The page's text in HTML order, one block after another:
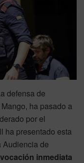
defensa de
ha pasado a
por el
ha presentado esta
Audiencia de
inmediata